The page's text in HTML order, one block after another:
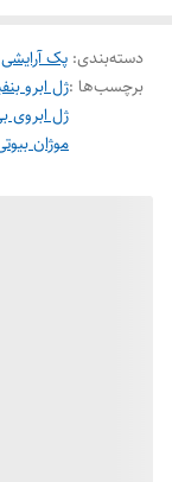
دسته‌بندی: پک آرایشی
برچسب‌ها :ژل ابرو
ژل ابروی
موژان